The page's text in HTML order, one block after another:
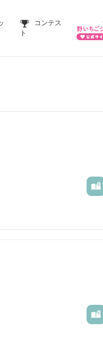
コンテス
ト